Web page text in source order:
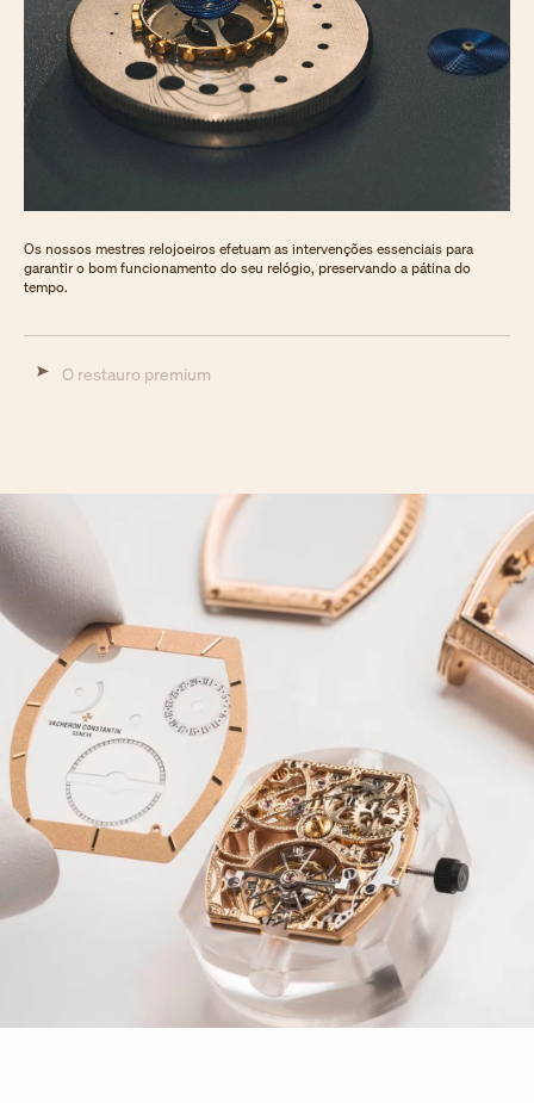
Os nossos mestres relojoeiros efetuam as intervenções essenciais para
garantir o bom funcionamento do seu relógio, preservando a pátina do
tempo.
O restauro premium